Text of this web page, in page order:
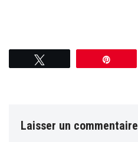
Laisser un commentaire